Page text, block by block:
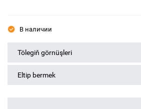
В наличии
Tölegiň görnüşleri
Eltip bermek